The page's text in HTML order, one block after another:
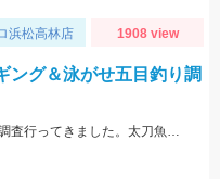
浜松高林店 1908 view
グ＆泳がせ五目釣り調
釣華丸さんにて太刀魚のジギング＆泳がせ調査行ってきました。太刀魚はまだ少し早かった感じですが良型も出ました！